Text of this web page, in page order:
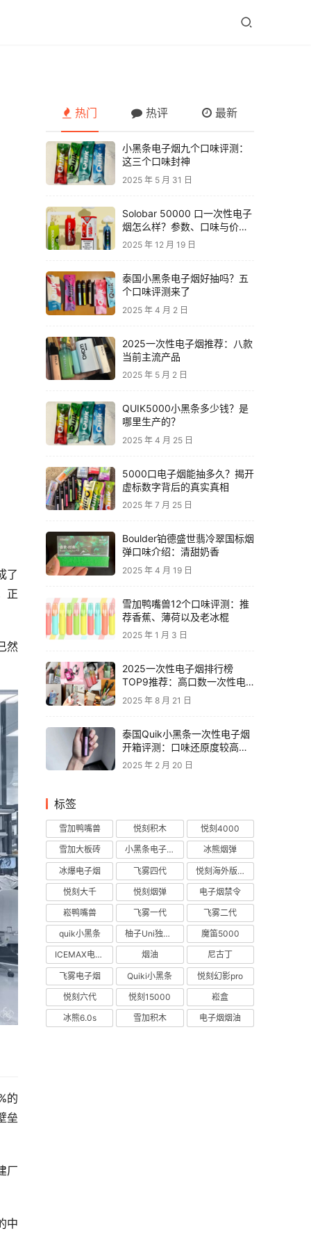
了
正
然
的
垒
厂
中
热门 热评 最新
小黑条电子烟九个口味评测：
这三个口味封神
2025 年 5 月 31 日
Solobar 50000 口一次性电子
烟怎么样？参数、口味与价格
解析
2025 年 12 月 19 日
泰国小黑条电子烟好抽吗？五
个口味评测来了
2025 年 4 月 2 日
2025一次性电子烟推荐：八款
当前主流产品
2025 年 5 月 2 日
QUIK5000小黑条多少钱？是
哪里生产的？
2025 年 4 月 25 日
5000口电子烟能抽多久？揭开
虚标数字背后的真实真相
2025 年 7 月 25 日
Boulder铂德盛世翡冷翠国标烟
弹口味介绍：清甜奶香
2025 年 4 月 19 日
雪加鸭嘴兽12个口味评测：推
荐香蕉、薄荷以及老冰棍
2025 年 1 月 3 日
2025一次性电子烟排行榜
TOP9推荐：高口数一次性电
子烟对比，性价比电子烟品牌
2025 年 8 月 21 日
泰国Quik小黑条一次性电子烟
开箱评测：口味还原度较高，
层次丰富
2025 年 2 月 20 日
标签
雪加鸭嘴兽 悦刻积木 悦刻4000
雪加大板砖 小黑条电子烟 冰熊烟弹
冰爆电子烟 飞雾四代 悦刻海外版烟弹
悦刻大千 悦刻烟弹 电子烟禁令
崧鸭嘴兽 飞雾一代 飞雾二代
quik小黑条 柚子Uni独角兽 魔笛5000
ICEMAX电子烟 烟油 尼古丁
飞雾电子烟 Quiki小黑条 悦刻幻影pro
悦刻六代 悦刻15000 崧盒
冰熊6.0s 雪加积木 电子烟烟油